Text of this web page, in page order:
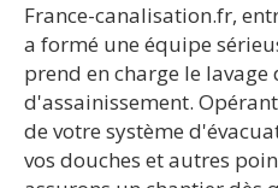
France-canalisation.fr,
a formé une équipe
prend en charge le lavage
d'assainissement.
de votre système
vos douches et autres